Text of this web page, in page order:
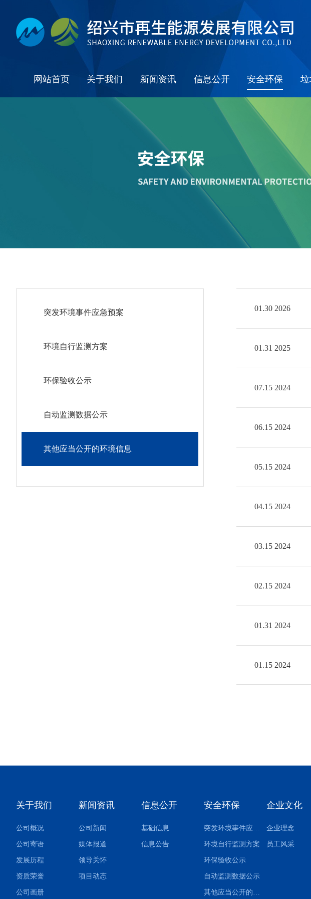
网站首页 关于我们 新闻资讯 信息公开 安全环保
突发环境事件应急预案
环境自行监测方案
环保验收公示
自动监测数据公示
其他应当公开的环境信息
01.30 2026
01.31 2025
07.15 2024
06.15 2024
05.15 2024
04.15 2024
03.15 2024
02.15 2024
01.31 2024
01.15 2024
关于我们
公司概况
公司寄语
发展历程
资质荣誉
公司画册
新闻资讯
公司新闻
媒体报道
领导关怀
项目动态
信息公开
基础信息
信息公告
安全环保
突发环境事件应急预案
环境自行监测方案
环保验收公示
自动监测数据公示
其他应当公开的环境信息
企业文化
企业理念
员工风采